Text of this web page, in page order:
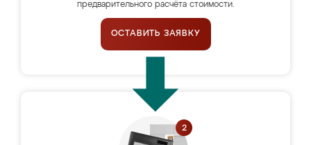
предварительного расчёта стоимости.
ОСТАВИТЬ ЗАЯВКУ